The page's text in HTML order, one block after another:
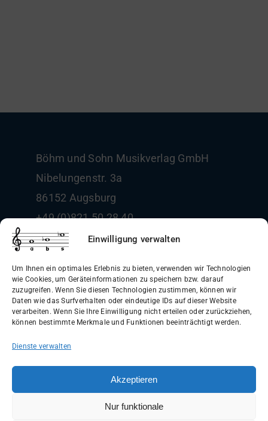
Einwilligung verwalten
Um Ihnen ein optimales Erlebnis zu bieten, verwenden wir Technologien
wie Cookies, um Geräteinformationen zu speichern bzw. darauf
zuzugreifen. Wenn Sie diesen Technologien zustimmen, können wir
Daten wie das Surfverhalten oder eindeutige IDs auf dieser Website
verarbeiten. Wenn Sie Ihre Einwilligung nicht erteilen oder zurückziehen,
können bestimmte Merkmale und Funktionen beeinträchtigt werden.
Dienste verwalten
Akzeptieren
Nur funktionale
Böhm und Sohn Musikverlag GmbH
Nibelungenstr. 3a
86152 Augsburg
+49 (0)821 50 28 40
info@boehm-und-sohn.de
Allgemeine Geschäftsbedingungen
Datenschutzerklärung
Widerrufsbelehrung
Versandinformationen